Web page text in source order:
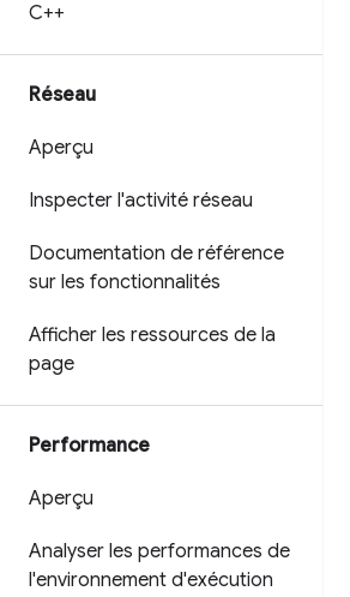
C++
Réseau
Aperçu
Inspecter l'activité réseau
Documentation de référence
sur les fonctionnalités
Afficher les ressources de la
page
Performance
Aperçu
Analyser les performances de
l'environnement d'exécution